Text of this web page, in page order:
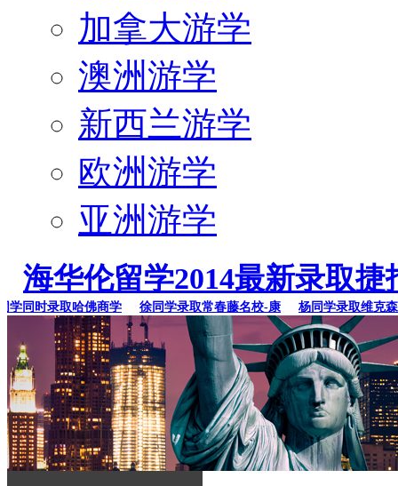
加拿大游学
澳洲游学
新西兰游学
欧洲游学
亚洲游学
海华伦留学2014最新录取捷
时录取哈佛商学 徐同学录取常春藤名校-康 杨同学录取维克森林